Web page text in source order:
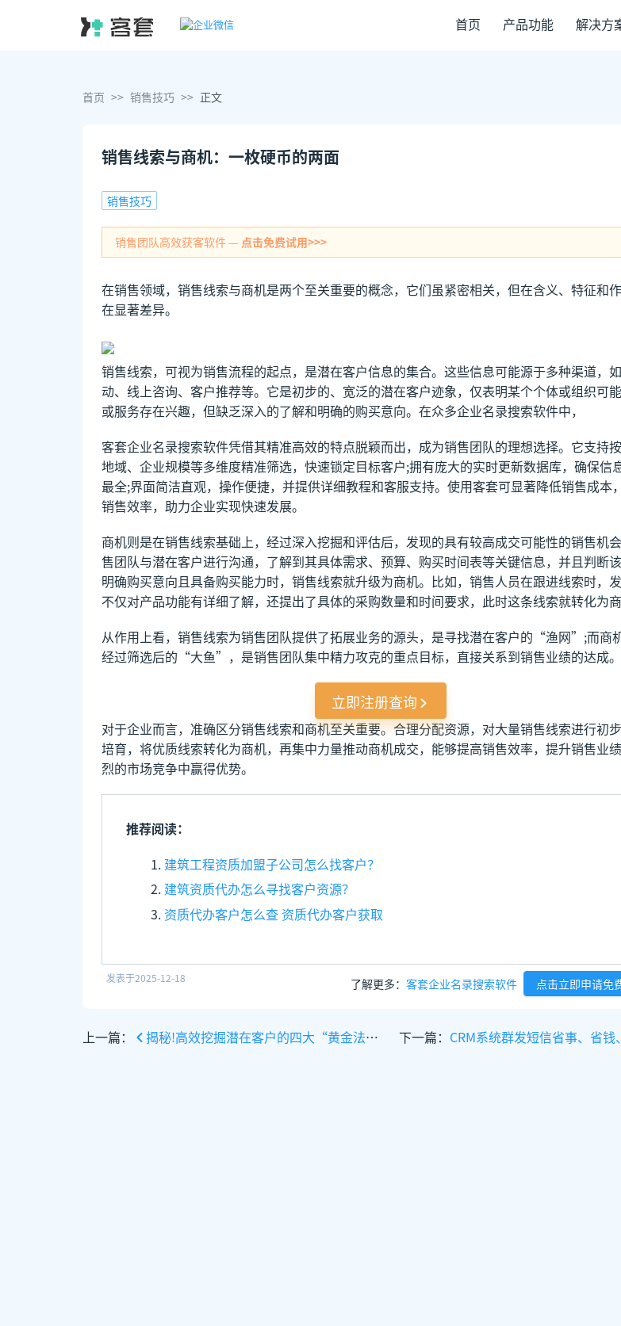
首页 产品功能 解决方
首页 >> 销售技巧 >> 正文
销售线索与商机：一枚硬币的两面
销售技巧
销售团队高效获客软件 — 点击免费试用>>>
在销售领域，销售线索与商机是两个至关重要的概念，它们虽紧密相关，但在含义、特征和
在显著差异。
销售线索，可视为销售流程的起点，是潜在客户信息的集合。这些信息可能源于多种渠道，
动、线上咨询、客户推荐等。它是初步的、宽泛的潜在客户迹象，仅表明某个个体或组织可
或服务存在兴趣，但缺乏深入的了解和明确的购买意向。在众多企业名录搜索软件中，
客套企业名录搜索软件凭借其精准高效的特点脱颖而出，成为销售团队的理想选择。它支持按
地域、企业规模等多维度精准筛选，快速锁定目标客户;拥有庞大的实时更新数据库，确保信
最全;界面简洁直观，操作便捷，并提供详细教程和客服支持。使用客套可显著降低销售成本
销售效率，助力企业实现快速发展。
商机则是在销售线索基础上，经过深入挖掘和评估后，发现的具有较高成交可能性的销售机
售团队与潜在客户进行沟通，了解到其具体需求、预算、购买时间表等关键信息，并且判断
明确购买意向且具备购买能力时，销售线索就升级为商机。比如，销售人员在跟进线索时，
不仅对产品功能有详细了解，还提出了具体的采购数量和时间要求，此时这条线索就转化为商
从作用上看，销售线索为销售团队提供了拓展业务的源头，是寻找潜在客户的“渔网”;而商
经过筛选后的“大鱼”，是销售团队集中精力攻克的重点目标，直接关系到销售业绩的达成。
立即注册查询
对于企业而言，准确区分销售线索和商机至关重要。合理分配资源，对大量销售线索进行初
培育，将优质线索转化为商机，再集中力量推动商机成交，能够提高销售效率，提升销售业
烈的市场竞争中赢得优势。
推荐阅读：
建筑工程资质加盟子公司怎么找客户？
建筑资质代办怎么寻找客户资源？
资质代办客户怎么查 资质代办客户获取
发表于2025-12-18 了解更多： 客套企业名录搜索软件 点击立即申请免
上一篇： 揭秘!高效挖掘潜在客户的四大“黄金法则” 下一篇： CRM系统群发短信省事、省钱